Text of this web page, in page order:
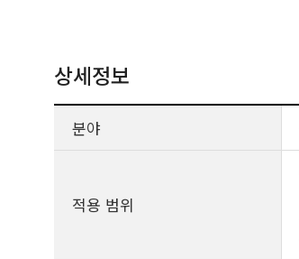
상세정보
분야
적용 범위